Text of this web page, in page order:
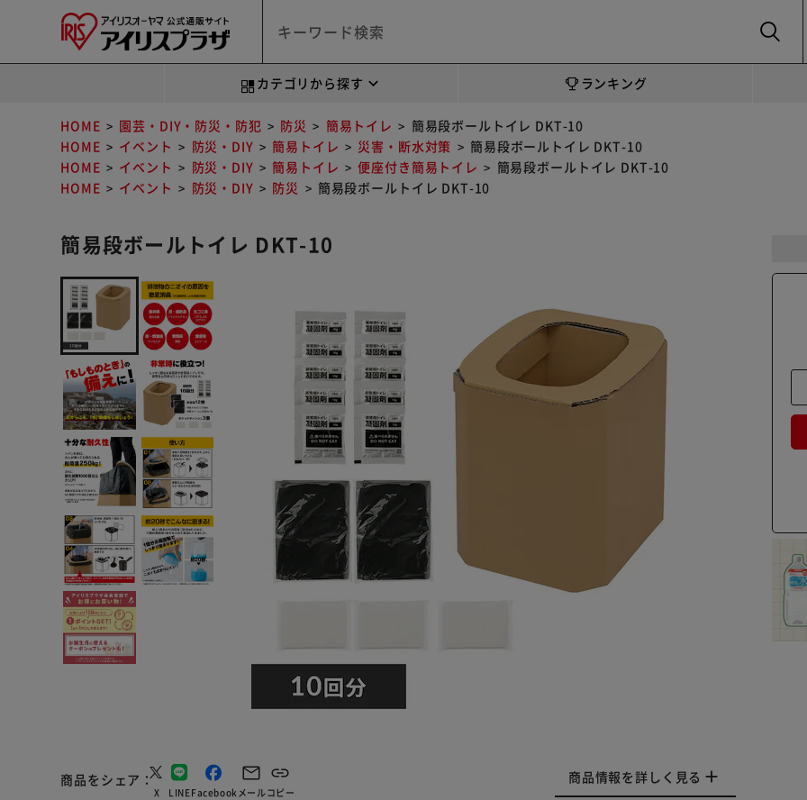
カテゴリから探す ランキング
HOME 園芸・DIY・防災・防犯 防災 簡易トイレ
簡易段ボールトイレ DKT-10
HOME
イベント 防災・DIY 簡易トイレ 災害・断水対策
簡易段ボールトイレ DKT-10
HOME
イベント 防災・DIY 簡易トイレ 便座付き簡易トイレ
簡易段ボールトイレ DKT-10
HOME
イベント 防災・DIY 防災 簡易段ボールトイレ DKT-10
簡易段ボールトイレ DKT-10
商品をシェア
X LINEFacebookメールコピー
商品情報を詳しく見る